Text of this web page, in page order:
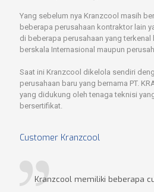
Yang sebelum nya Kranzcool masih
beberapa perusahaan kontraktor lain
di beberapa perusahaan yang terkenal
berskala Internasional maupun
Saat ini Kranzcool dikelola sendiri
perusahaan baru yang bernama PT.
yang didukung oleh tenaga teknisi
bersertifikat.
Customer Kranzcool
Kranzcool memiliki beberapa